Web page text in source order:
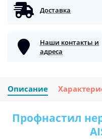
Доставка
Наши контакты и
адреса
Описание
Профнастил